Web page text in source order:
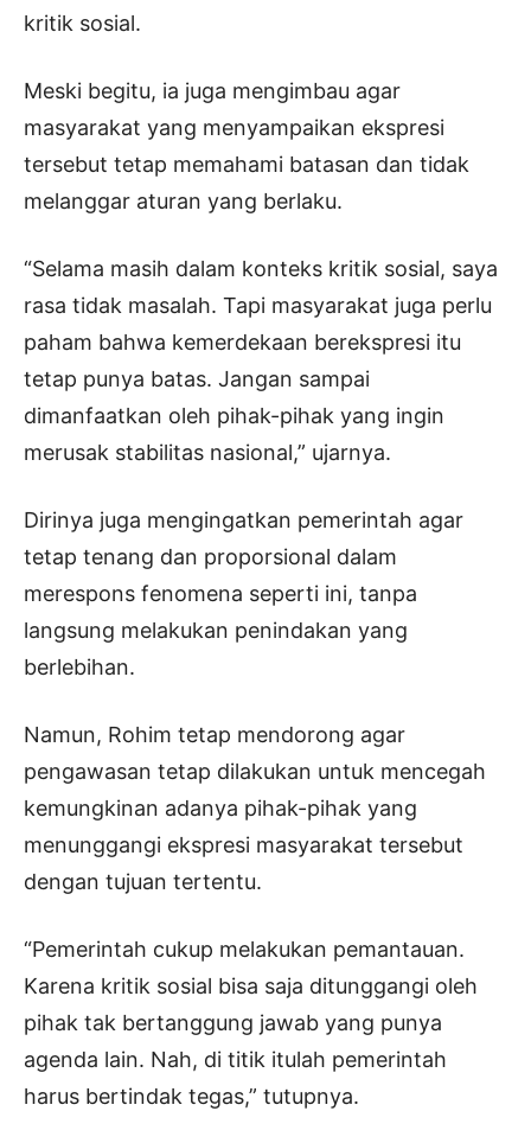
kritik sosial.
Meski begitu, ia juga mengimbau agar
masyarakat yang menyampaikan ekspresi
tersebut tetap memahami batasan dan tidak
melanggar aturan yang berlaku.
“Selama masih dalam konteks kritik sosial, saya
rasa tidak masalah. Tapi masyarakat juga perlu
paham bahwa kemerdekaan berekspresi itu
tetap punya batas. Jangan sampai
dimanfaatkan oleh pihak-pihak yang ingin
merusak stabilitas nasional,” ujarnya.
Dirinya juga mengingatkan pemerintah agar
tetap tenang dan proporsional dalam
merespons fenomena seperti ini, tanpa
langsung melakukan penindakan yang
berlebihan.
Namun, Rohim tetap mendorong agar
pengawasan tetap dilakukan untuk mencegah
kemungkinan adanya pihak-pihak yang
menunggangi ekspresi masyarakat tersebut
dengan tujuan tertentu.
“Pemerintah cukup melakukan pemantauan.
Karena kritik sosial bisa saja ditunggangi oleh
pihak tak bertanggung jawab yang punya
agenda lain. Nah, di titik itulah pemerintah
harus bertindak tegas,” tutupnya.